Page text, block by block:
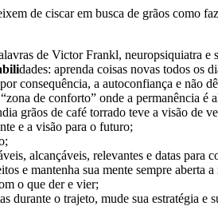
de ciscar em busca de grãos como
de Victor Frankl, neuropsiquiatra e
dades: aprenda coisas novas todos os
consequência, a autoconfiança e não
de conforto” onde a permanência
grãos de café torrado teve a visão de
e a visão para o futuro;
alcançáveis, relevantes e datas
e mantenha sua mente sempre aberta
o que der e vier;
durante o trajeto, mude sua estratégia